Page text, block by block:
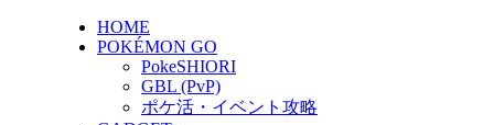
HOME
POKÉMON GO
PokeSHIORI
GBL (PvP)
ポケ活・イベント攻略